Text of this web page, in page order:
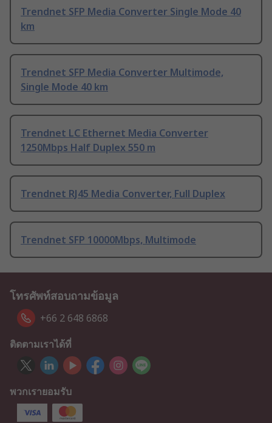
Trendnet SFP Media Converter Single Mode 40
km
Trendnet SFP Media Converter Multimode,
Single Mode 40 km
Trendnet LC Ethernet Media Converter
1250Mbps Half Duplex 550 m
Trendnet RJ45 Media Converter, Full Duplex
Trendnet SFP 10000Mbps, Multimode
โทรศัพท์สอบถามข้อมูล
+66 2 648 6868
ติดตามเราได้ที่
พวกเรายอมรับ